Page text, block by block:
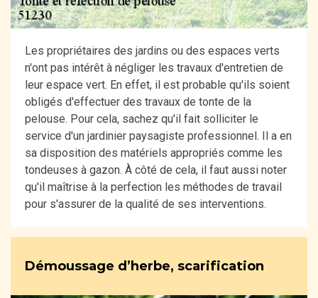
Les propriétaires des jardins ou des espaces verts
n'ont pas intérêt à négliger les travaux d'entretien de
leur espace vert. En effet, il est probable qu'ils soient
obligés d'effectuer des travaux de tonte de la
pelouse. Pour cela, sachez qu'il fait solliciter le
service d'un jardinier paysagiste professionnel. Il a en
sa disposition des matériels appropriés comme les
tondeuses à gazon. À côté de cela, il faut aussi noter
qu'il maîtrise à la perfection les méthodes de travail
pour s'assurer de la qualité de ses interventions.
Démoussage d’herbe, scarification